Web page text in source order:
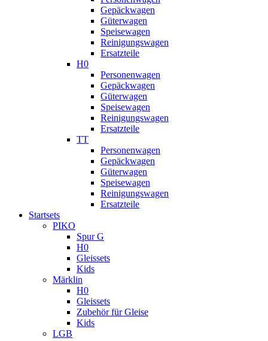
Gepäckwagen
Güterwagen
Speisewagen
Reinigungswagen
Ersatzteile
H0
Personenwagen
Gepäckwagen
Güterwagen
Speisewagen
Reinigungswagen
Ersatzteile
TT
Personenwagen
Gepäckwagen
Güterwagen
Speisewagen
Reinigungswagen
Ersatzteile
Startsets
PIKO
Spur G
H0
Gleissets
Kids
Märklin
H0
Gleissets
Zubehör für Gleise
Kids
LGB